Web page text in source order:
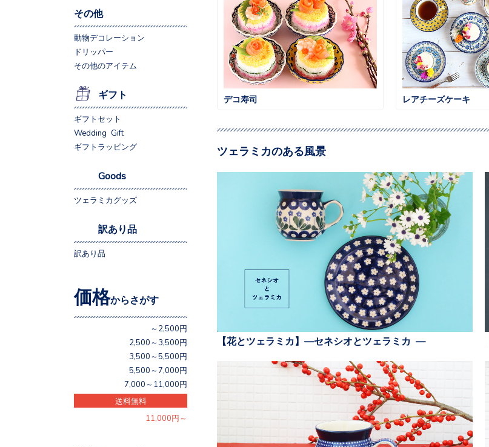
デコ寿司 レアチーズケーキ
ツェラミカのある風景
【花とツェラミカ】—セネシオとツェラミカ —
その他
動物デコレーション
ドリッパー
その他のアイテム
ギフト
ギフトセット
Wedding Gift
ギフトラッピング
Goods
ツェラミカグッズ
訳あり品
訳あり品
価格からさがす
～2,500円
2,500～3,500円
3,500～5,500円
5,500～7,000円
7,000～11,000円
送料無料
11,000円～